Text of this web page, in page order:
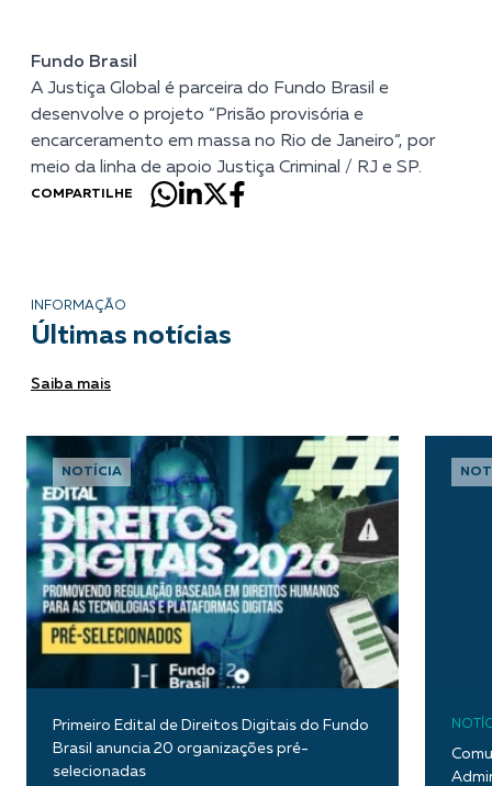
Fundo Brasil
A Justiça Global é parceira do Fundo Brasil e
desenvolve o projeto “ Prisão provisória e
encarceramento em massa no Rio de Janeiro“, por
meio da linha de apoio Justiça Criminal / RJ e SP.
COMPARTILHE
INFORMAÇÃO
Últimas notícias
Saiba mais
NOTÍCIA
Primeiro Edital de Direitos Digitais do Fundo
Brasil anuncia 20 organizações pré-
selecionadas